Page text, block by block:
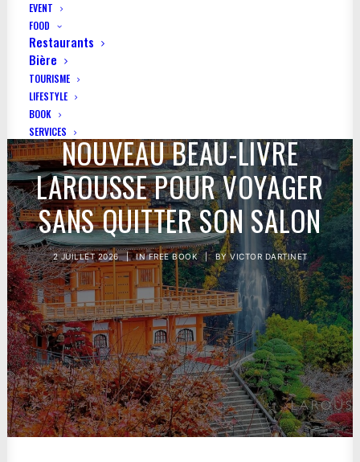
EVENT
FOOD
Restaurants
Bière
TOURISME
LIFESTYLE
BOOK
SERVICES ÉVASION EN ASIE : LE
NOUVEAU BEAU-LIVRE
LAROUSSE POUR VOYAGER
SANS QUITTER SON SALON
2 JUILLET 2026 | INFREE BOOK | BYVICTOR DARTINET